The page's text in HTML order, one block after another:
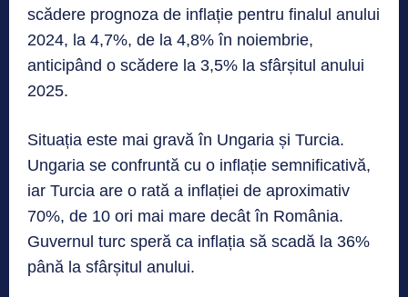
scădere prognoza de inflație pentru finalul anului
2024, la 4,7%, de la 4,8% în noiembrie,
anticipând o scădere la 3,5% la sfârșitul anului
2025.
Situația este mai gravă în Ungaria și Turcia.
Ungaria se confruntă cu o inflație semnificativă,
iar Turcia are o rată a inflației de aproximativ
70%, de 10 ori mai mare decât în România.
Guvernul turc speră ca inflația să scadă la 36%
până la sfârșitul anului.